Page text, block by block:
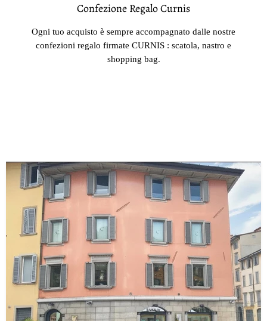
Confezione Regalo Curnis
Ogni tuo acquisto è sempre accompagnato dalle nostre
confezioni regalo firmate CURNIS : scatola, nastro e
shopping bag.